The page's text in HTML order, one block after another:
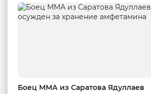
Боец ММА из Саратова Ядуллаев